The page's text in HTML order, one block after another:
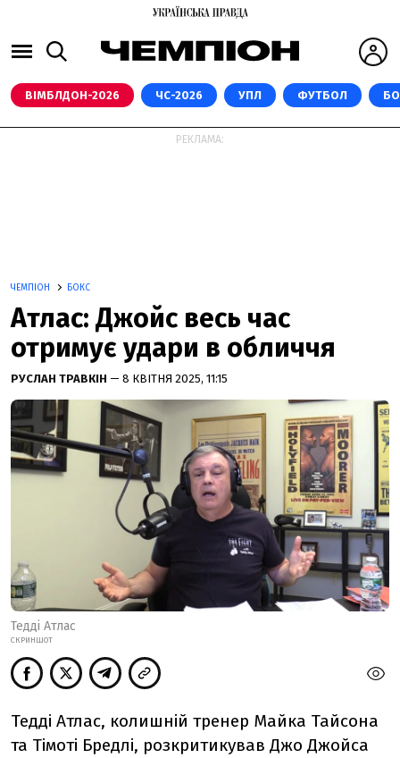
ВІМБЛДОН-2026 ЧС-2026 УПЛ ФУТБОЛ
РЕКЛАМА:
ЧЕМПІОН БОКС
Атлас: Джойс весь час
отримує удари в обличчя
РУСЛАН ТРАВКІН — 8 КВІТНЯ 2025, 11:15
Тедді Атлас
СКРИНШОТ
Тедді Атлас, колишній тренер Майка Тайсона
та Тімоті Бредлі, розкритикував Джо Джойса